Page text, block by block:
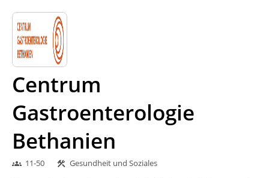
Centrum
Gastroenterologie
Bethanien
groups 11-50 construction Gesundheit und Soziales